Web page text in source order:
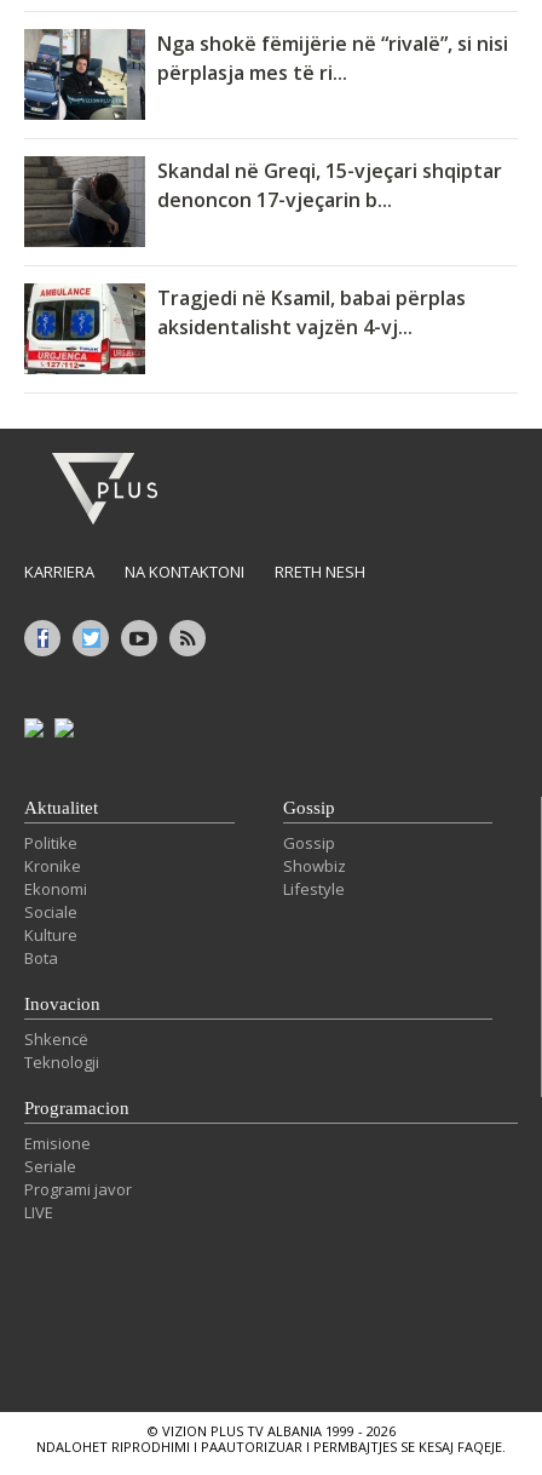
Nga shokë fëmijërie në “rivalë”, si nisi
përplasja mes të ri...
Skandal në Greqi, 15-vjeçari shqiptar
denoncon 17-vjeçarin b...
Tragjedi në Ksamil, babai përplas
aksidentalisht vajzën 4-vj...
KARRIERA NA KONTAKTONI RRETH NESH
Aktualitet
Politike
Kronike
Ekonomi
Sociale
Kulture
Bota
Gossip
Gossip
Showbiz
Lifestyle
Inovacion
Shkencë
Teknologji
Programacion
Emisione
Seriale
Programi javor
LIVE
© VIZION PLUS TV ALBANIA 1999 - 2026
NDALOHET RIPRODHIMI I PAAUTORIZUAR I PERMBAJTJES SE KESAJ FAQEJE.